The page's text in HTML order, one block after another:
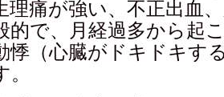
理痛が強い、不正出血
的で、月経過多から起
悸（心臓がドキドキす